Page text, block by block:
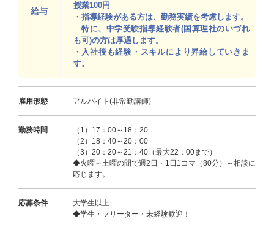
給与
授業100円
・指導経験がある方は、勤務実績を考慮します。
特に、中学受験指導経験者(国算理社のいづれ
も可)の方は厚遇します。
・入社後も経験・スキルにより昇給していきま
す。
雇用形態 アルバイト(非常勤講師)
勤務時間
（1）17：00～18：20
（2）18：40～20：00
（3）20：20～21：40（最大22：00まで）
◆火曜～土曜の間で週2日・1日1コマ（80分）～相談に
応じます。
応募条件
大学生以上
◆学生・フリーター・未経験歓迎！